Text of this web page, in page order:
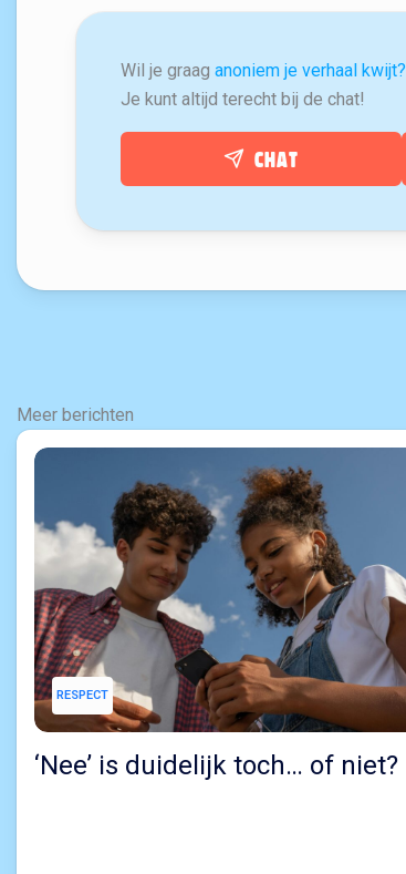
Wil je graaganoniem je verhaal kwijt?
Je kunt altijd terecht bij de chat!
Chat
Meer berichten
RESPECT
‘Nee’ is duidelijk toch… of niet?